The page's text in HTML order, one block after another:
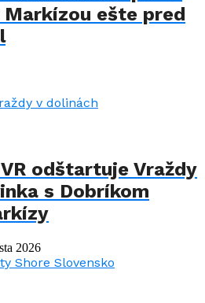
ešte pred
odštartuje Vraždy
s Dobríkom
2026